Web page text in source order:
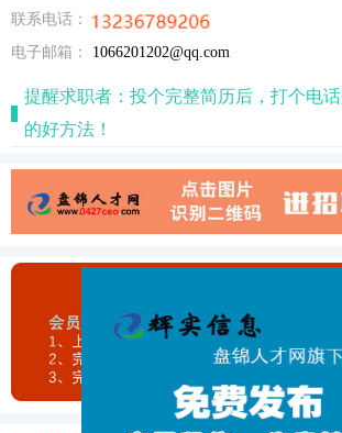
联系电话：
电子邮箱：
1066201202@qq.com
提醒求职者：投个完整简历后，打个电
的好方法！